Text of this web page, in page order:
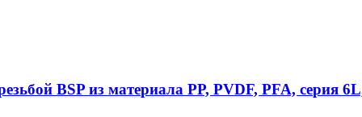
BSP из материала PP, PVDF, PFA, серия